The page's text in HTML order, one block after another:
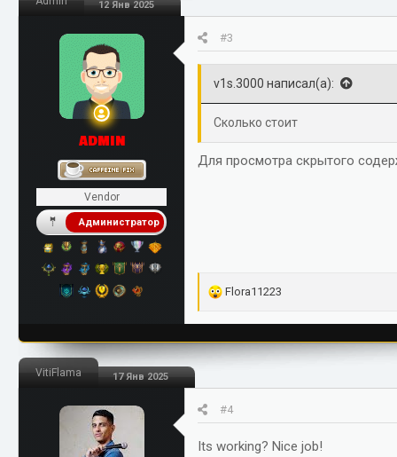
и
и
:
12 Янв 2025
ADMIN
Vendor
Администратор
#3
v1s.3000 написал(а):
Сколько стоит
Для просмотра скрытого
Р
к
и
и
:
Flora11223
VitiFlama 17 Янв 2025
#4
Its working? Nice job!